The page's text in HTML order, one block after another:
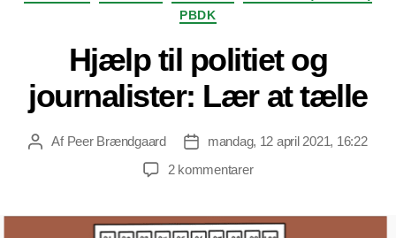
PBDK
Hjælp til politiet og
journalister: Lær at tælle
Indlægsforfatter
Af Peer Brændgaard Indlægsdato
mandag, 12 april 2021, 16:22
2 kommentarertil
politiet